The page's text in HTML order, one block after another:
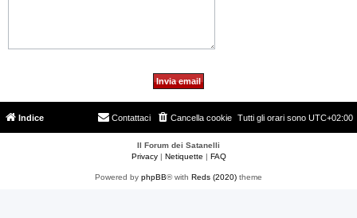
Indice Tutti gli orari sono UTC+02:00
Cancella cookie
Contattaci
Il Forum dei Satanelli
Privacy| Netiquette | FAQ
Powered by phpBB® with Reds (2020) theme